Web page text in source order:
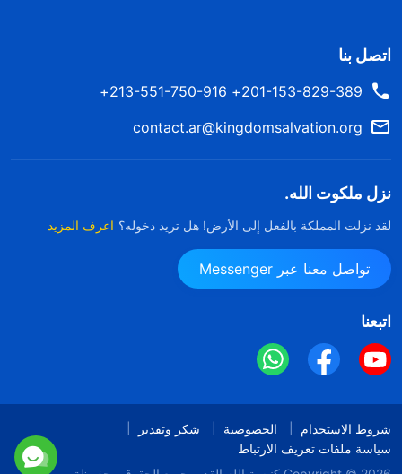
اتصل بنا
201-153-829-389+ 213-551-750-916+
contact.ar@kingdomsalvation.org
نزل ملكوت الله.
لقد نزلت المملكة بالفعل إلى الأرض! هل تريد دخوله؟ اعرف المزيد
تواصل معنا عبر Messenger
اتبعنا
شروط الاستخدام الخصوصية
شكر وتقدير
سياسة ملفات تعريف الارتباط